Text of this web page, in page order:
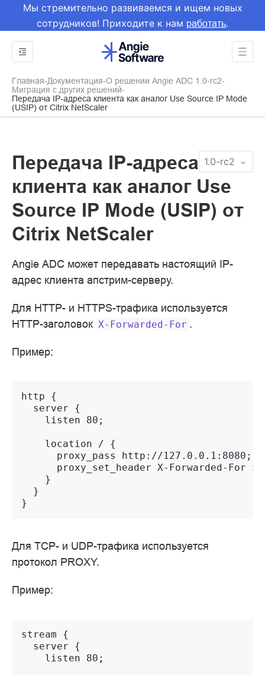
Мы стремительно развиваемся и ищем новых
сотрудников! Приходите к нам работать.
Главная Документация О решении Angie ADC 1.0-rc2
Миграция с других решений
Передача IP-адреса клиента как аналог Use Source IP Mode
(USIP) от Citrix NetScaler
1.0-rc2
Передача IP-адреса
клиента как аналог Use
Source IP Mode (USIP) от
Citrix NetScaler
Angie ADC может передавать настоящий IP-
адрес клиента апстрим-серверу.
Для HTTP- и HTTPS-трафика используется
HTTP-заголовок X-Forwarded-For .
Пример:
http {
  server {
    listen 80;
    location / {
      proxy_pass http://127.0.0.1:8080;
proxy_set_header X-Forwarded-For
    }
  }
}
Для TCP- и UDP-трафика используется
протокол PROXY.
Пример:
stream {
  server {
    listen 80;